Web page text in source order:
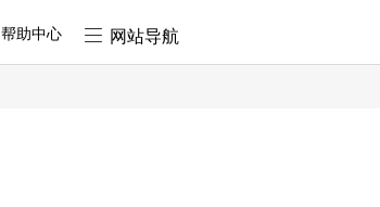
帮助中心 网站导航